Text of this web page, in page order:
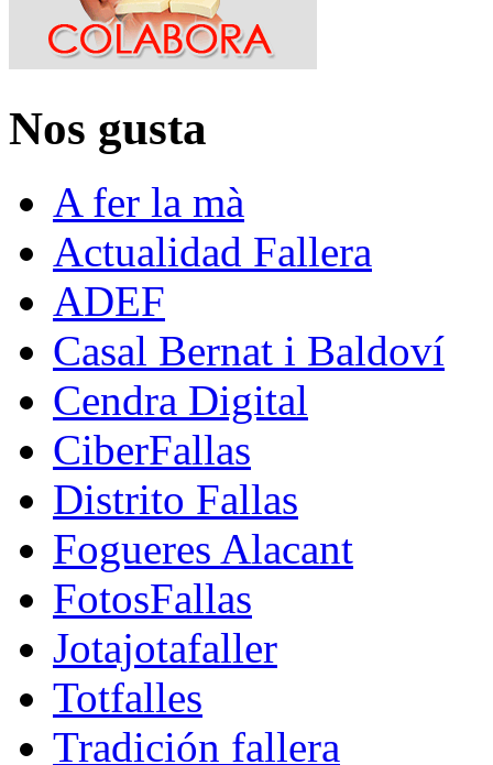
Nos gusta
A fer la mà
Actualidad Fallera
ADEF
Casal Bernat i Baldoví
Cendra Digital
CiberFallas
Distrito Fallas
Fogueres Alacant
FotosFallas
Jotajotafaller
Totfalles
Tradición fallera